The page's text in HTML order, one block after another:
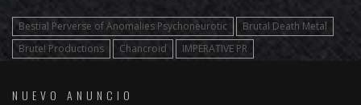
Bestial Perverse of Anomalies Psychoneurotic
Brutal Death Metal
Brute! Productions
Chancroid IMPERATIVE PR
NUEVO ANUNCIO